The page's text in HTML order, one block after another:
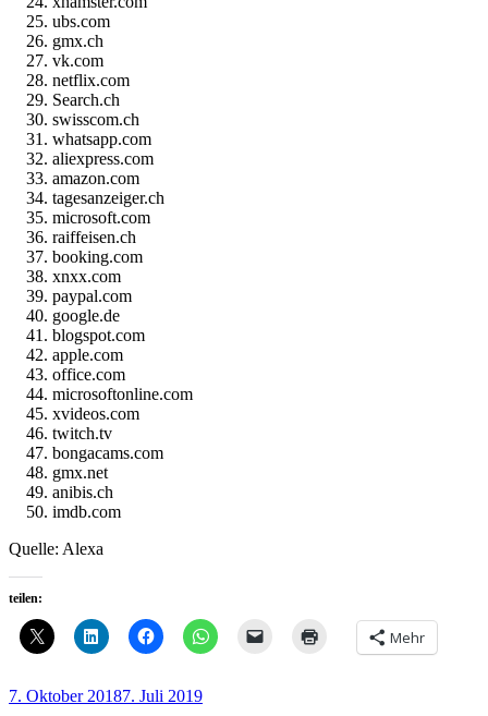
ubs.com
gmx.ch
vk.com
netflix.com
Search.ch
swisscom.ch
whatsapp.com
aliexpress.com
amazon.com
tagesanzeiger.ch
microsoft.com
raiffeisen.ch
booking.com
xnxx.com
paypal.com
google.de
blogspot.com
apple.com
office.com
microsoftonline.com
xvideos.com
twitch.tv
bongacams.com
gmx.net
anibis.ch
imdb.com
Quelle: Alexa
teilen:
Mehr
Veröffentlicht
7. Oktober 20187. Juli 2019